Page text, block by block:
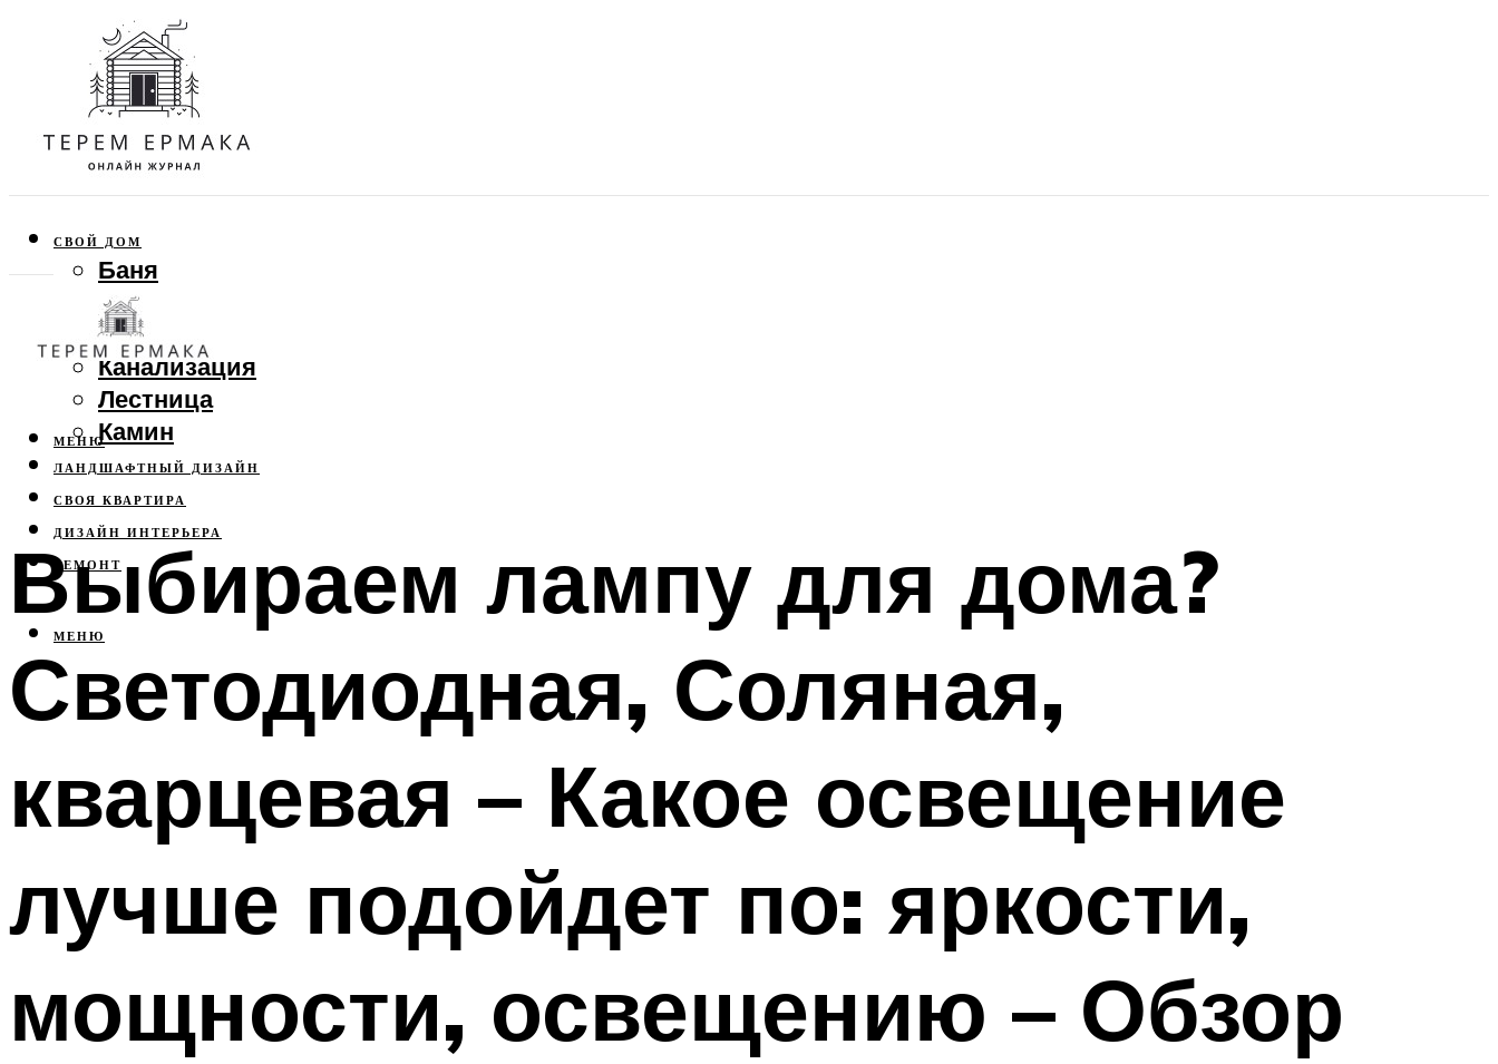
СВОЙ ДОМ
Баня
Веранда
Забор
Канализация
Лестница
Камин
ЛАНДШАФТНЫЙ ДИЗАЙН
СВОЯ КВАРТИРА
ДИЗАЙН ИНТЕРЬЕРА
РЕМОНТ
МЕНЮ
МЕНЮ
Выбираем лампу для дома?
Светодиодная, Соляная,
кварцевая – Какое освещение
лучше подойдет по: яркости,
мощности, освещению – Обзор